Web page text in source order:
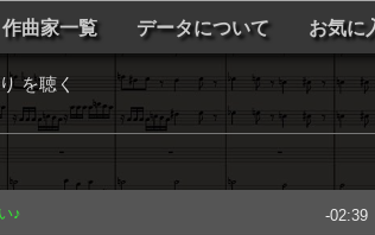
作曲家一覧 データについて お気に
を聴く
-02:39
♪